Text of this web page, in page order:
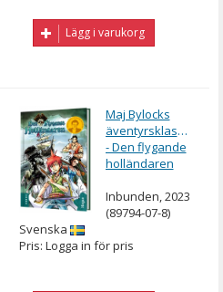
Lägg i varukorg
Maj Bylocks
äventyrsklassiker
- Den flygande
holländaren
Inbunden, 2023
(89794-07-8)
Svenska
Pris: Logga in för pris